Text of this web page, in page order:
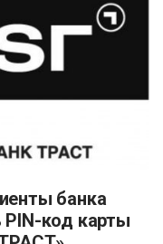
код карты